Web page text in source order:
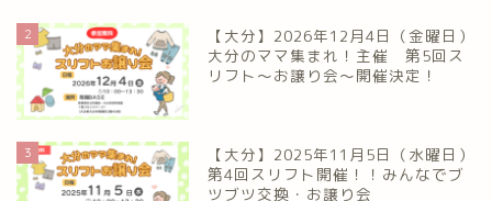
2
【大分】2026年12月4日（金曜日）
大分のママ集まれ！主催 第5回ス
リフト〜お譲り会〜開催決定！
3
【大分】2025年11月5日（水曜日）
第4回スリフト開催！！みんなでブ
ツブツ交換・お譲り会